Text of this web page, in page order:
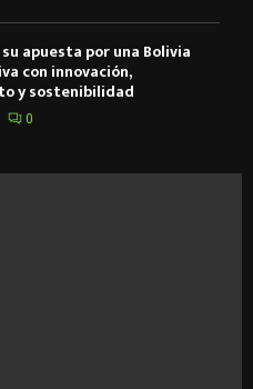
apuesta por una Bolivia
con innovación,
y sostenibilidad
0